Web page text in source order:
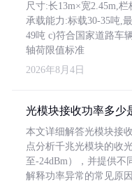
尺寸:长13m×宽2.45m,栏
承载能力:标载30-35吨,
49吨 c)符合国家道路车
轴荷限值标准
2026年8月4日
光模块接收功率多少
本文详细解答光模块接
点分析千兆光模块的收
至-24dBm），并提供不
解释功率异常的常见原